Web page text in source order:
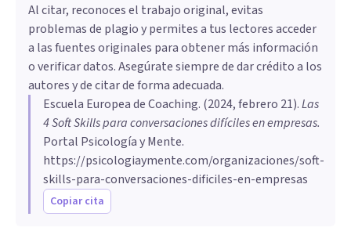
Al citar, reconoces el trabajo original, evitas
problemas de plagio y permites a tus lectores acceder
a las fuentes originales para obtener más información
o verificar datos. Asegúrate siempre de dar crédito a los
autores y de citar de forma adecuada.
Escuela Europea de Coaching. (2024, febrero 21).Las
4 Soft Skills para conversaciones difíciles en empresas.
Portal Psicología y Mente.
https://psicologiaymente.com/organizaciones/soft-
skills-para-conversaciones-dificiles-en-empresas
Copiar cita